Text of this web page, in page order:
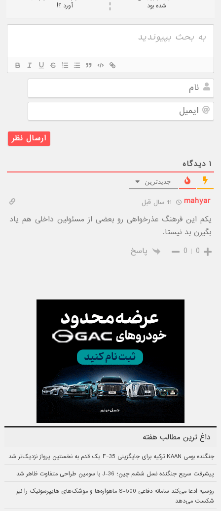
آورد ؟!
شده بود
نام
ایمیل
۱ دیدگاه
جدیدترین
mahyar
یکم این فرهنگ عذرخواهی رو بعضی از مسئولین داخلی هم یاد
بگیرن بد نیستا.
0
0 پاسخ
داغ ترین مطالب هفته
جنگنده بومی KAAN ترکیه برای جایگزینی F-35 یک قدم به نخستین پرواز نزدیک‌تر شد
پیشرفت سریع جنگنده نسل ششم چین؛ J-36 با سومین طراحی متفاوت ظاهر شد
روسیه ادعا می‌کند سامانه دفاعی S-500 ماهواره‌ها و موشک‌های هایپرسونیک را نیز
شکست می‌دهد